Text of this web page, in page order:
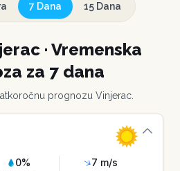
7 Dana 15 Dana
· Vremenska
za 7 dana
prognozu Vinjerac.
0% 7 m/s